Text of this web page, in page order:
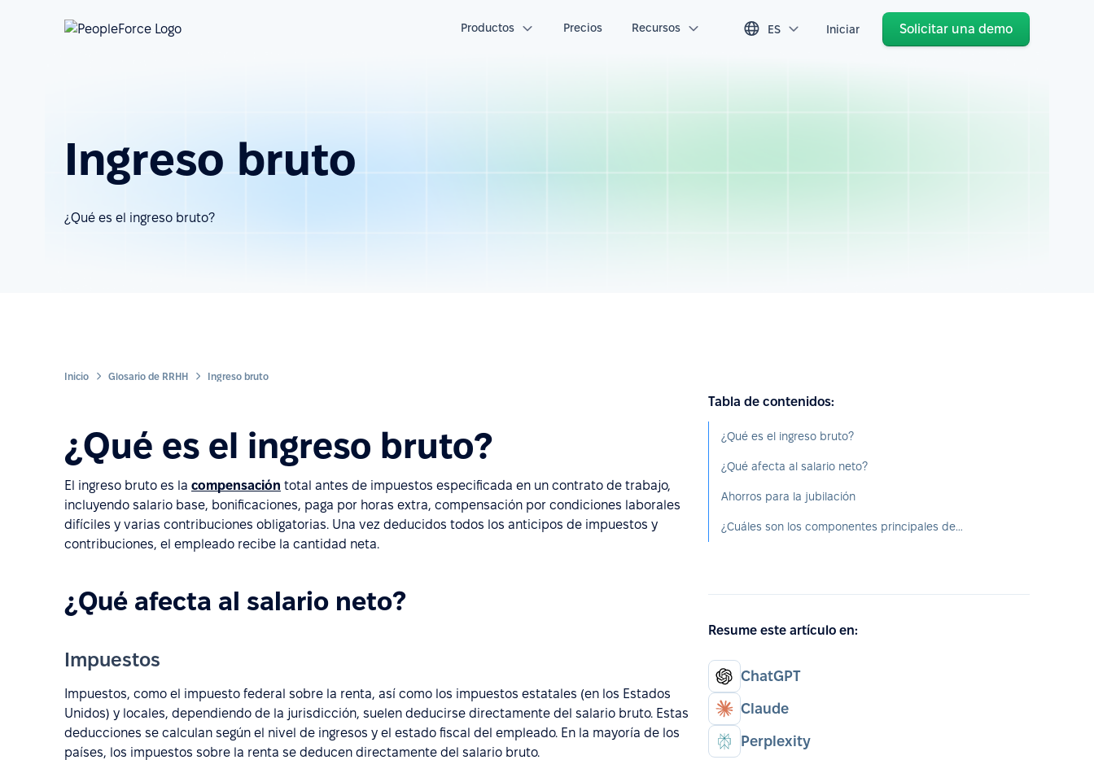
Productos Precios Recursos ES Iniciar Solicitar una demo
Ingreso bruto
¿Qué es el ingreso bruto?
Inicio Glosario de RRHH Ingreso bruto
¿Qué es el ingreso bruto?
El ingreso bruto es la compensación total antes de impuestos especificada en un contrato de trabajo,
incluyendo salario base, bonificaciones, paga por horas extra, compensación por condiciones laborales
difíciles y varias contribuciones obligatorias. Una vez deducidos todos los anticipos de impuestos y
contribuciones, el empleado recibe la cantidad neta.
¿Qué afecta al salario neto?
Impuestos
Impuestos, como el impuesto federal sobre la renta, así como los impuestos estatales (en los Estados
Unidos) y locales, dependiendo de la jurisdicción, suelen deducirse directamente del salario bruto. Estas
deducciones se calculan según el nivel de ingresos y el estado fiscal del empleado. En la mayoría de los
países, los impuestos sobre la renta se deducen directamente del salario bruto.
Tabla de contenidos:
¿Qué es el ingreso bruto?
¿Qué afecta al salario neto?
Ahorros para la jubilación
¿Cuáles son los componentes principales del ingreso bruto?
Resume este artículo en:
ChatGPT
Claude
Perplexity